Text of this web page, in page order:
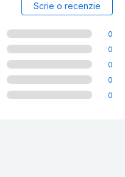
Scrie o recenzie
0
0
0
0
0